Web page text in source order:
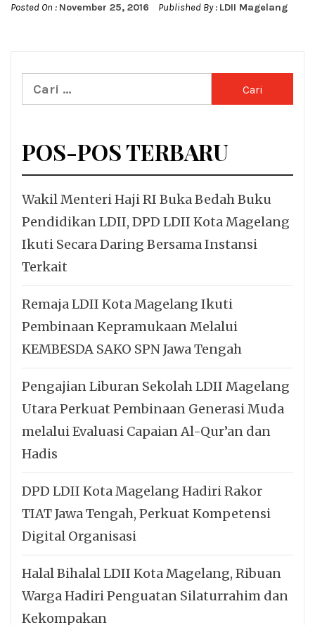
Posted On : November 25, 2016 Published By : LDII Magelang
Cari
untuk:
POS-POS TERBARU
Wakil Menteri Haji RI Buka Bedah Buku
Pendidikan LDII, DPD LDII Kota Magelang
Ikuti Secara Daring Bersama Instansi
Terkait
Remaja LDII Kota Magelang Ikuti
Pembinaan Kepramukaan Melalui
KEMBESDA SAKO SPN Jawa Tengah
Pengajian Liburan Sekolah LDII Magelang
Utara Perkuat Pembinaan Generasi Muda
melalui Evaluasi Capaian Al-Qur’an dan
Hadis
DPD LDII Kota Magelang Hadiri Rakor
TIAT Jawa Tengah, Perkuat Kompetensi
Digital Organisasi
Halal Bihalal LDII Kota Magelang, Ribuan
Warga Hadiri Penguatan Silaturrahim dan
Kekompakan